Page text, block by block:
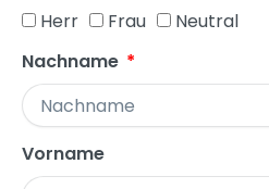
Herr
Frau
Neutral
Nachname
Vorname